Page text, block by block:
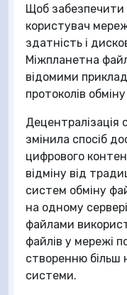
Щоб
користувач
здатність і
Міжпланетна
відомими
протоколів
Децентралізація
змінила спосіб
цифрового
відміну від
систем обміну
на одному
файлами
файлів у мережі
створенню більш
системи.